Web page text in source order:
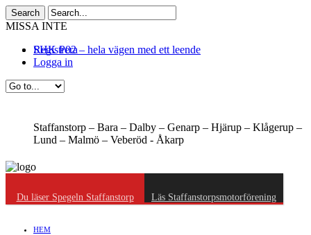
MISSA INTE
SHK P02 – hela vägen med ett leende
Registrera
Logga in
Staffanstorp – Bara – Dalby – Genarp – Hjärup – Klågerup –
Lund – Malmö – Veberöd - Åkarp
Du läser Spegeln Staffanstorp Läs Staffanstorpsmotorförening
HEM